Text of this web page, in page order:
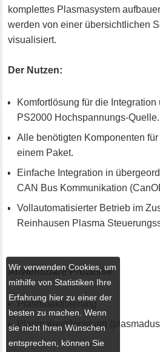
komplettes Plasmasystem
werden von einer übersichtlichen
visualisiert.
Der Nutzen:
Komfortlösung für die
PS2000 Hochspannungs-Quelle.
Alle benötigten Komponenten
einem Paket.
Einfache Integration in
CAN Bus Kommunikation
Vollautomatisierter Betrieb im
Reinhausen Plasma
Anwendbare Prozesse:
Plasmaaktivierung
Plasmabeschichtung
Wir verwenden Cookies, um
mithilfe von Statistiken Ihre
Erfahrung hier zu einer der
besten zu machen. Wenn
sie nicht Ihren Wünschen
entsprechen, können Sie